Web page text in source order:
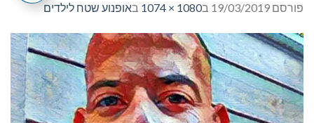
פורסם 19/03/2019 ב1080 × 1074 באופנוע שטח לילדים